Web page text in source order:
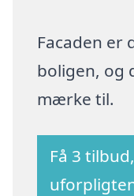
Facaden er
boligen, og
mærke til.
Få 3